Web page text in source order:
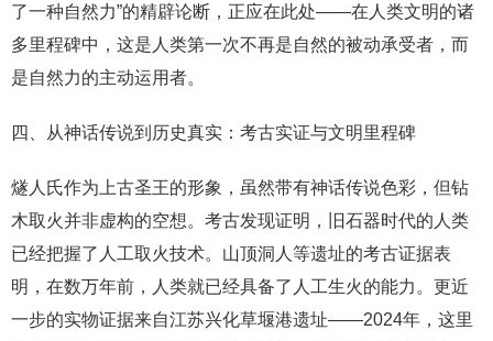
了一种自然力”的精辟论断，正应在此处——在人类文明的诸
多里程碑中，这是人类第一次不再是自然的被动承受者，而
是自然力的主动运用者。
四、从神话传说到历史真实：考古实证与文明里程碑
燧人氏作为上古圣王的形象，虽然带有神话传说色彩，但钻
木取火并非虚构的空想。考古发现证明，旧石器时代的人类
已经把握了人工取火技术。山顶洞人等遗址的考古证据表
明，在数万年前，人类就已经具备了人工生火的能力。更近
一步的实物证据来自江苏兴化草堰港遗址——2024年，这里